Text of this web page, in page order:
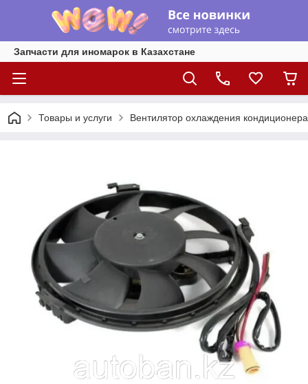
Запчасти для иномарок в Казахстане
Товары и услуги Вентилятор охлаждения